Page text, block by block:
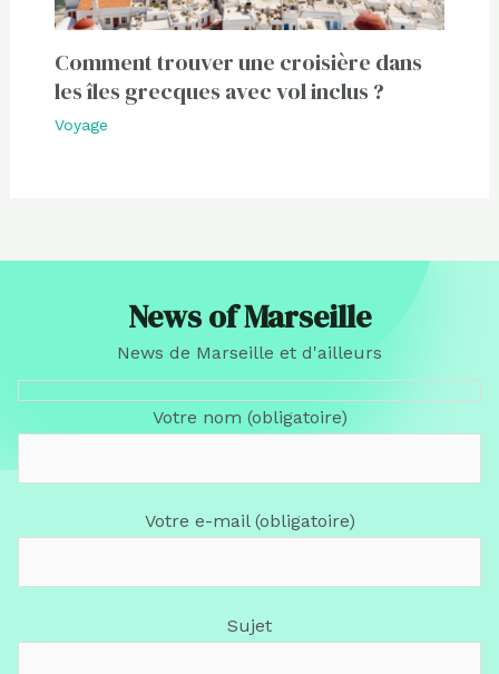
Comment trouver une croisière dans
les îles grecques avec vol inclus ?
Voyage
News of Marseille
News de Marseille et d'ailleurs
Votre nom (obligatoire)
Votre e-mail (obligatoire)
Sujet